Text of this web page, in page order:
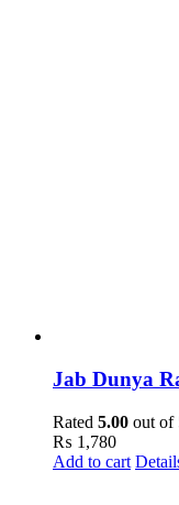
Jab Dunya
Rated 5.00 out of
₨ 1,780
Add to cart